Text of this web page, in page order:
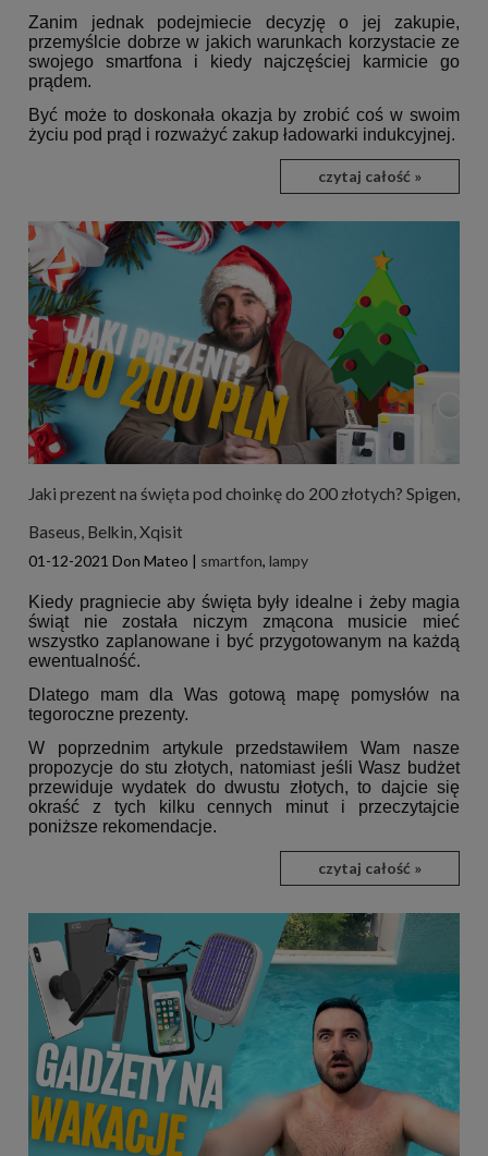
Zanim jednak podejmiecie decyzję o jej zakupie,
przemyślcie dobrze w jakich warunkach korzystacie ze
swojego smartfona i kiedy najczęściej karmicie go
prądem.
Być może to doskonała okazja by zrobić coś w swoim
życiu pod prąd i rozważyć zakup ładowarki indukcyjnej.
czytaj całość »
Jaki prezent na święta pod choinkę do 200 złotych? Spigen,
Baseus, Belkin, Xqisit
01-12-2021 Don Mateo | smartfon, lampy
Kiedy pragniecie aby święta były idealne i żeby magia
świąt nie została niczym zmącona musicie mieć
wszystko zaplanowane i być przygotowanym na każdą
ewentualność.
Dlatego mam dla Was gotową mapę pomysłów na
tegoroczne prezenty.
W poprzednim artykule przedstawiłem Wam nasze
propozycje do stu złotych, natomiast jeśli Wasz budżet
przewiduje wydatek do dwustu złotych, to dajcie się
okraść z tych kilku cennych minut i przeczytajcie
poniższe rekomendacje.
czytaj całość »